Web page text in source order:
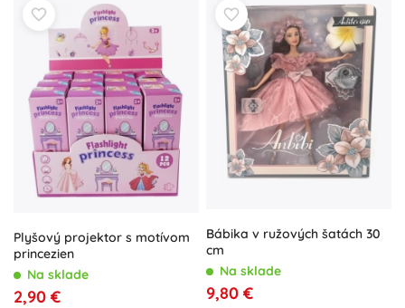
Plyšový projektor s motívom
princezien
Na sklade
2,90 €
Bábika v ružových šatách 30
cm
Na sklade
9,80 €